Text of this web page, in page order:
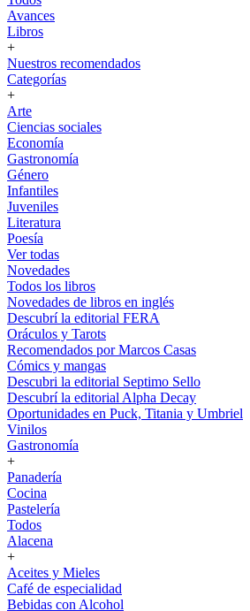
Avances
Libros
+
Nuestros recomendados
Categorías
+
Arte
Ciencias sociales
Economía
Gastronomía
Género
Infantiles
Juveniles
Literatura
Poesía
Ver todas
Novedades
Todos los libros
Novedades de libros en inglés
Descubrí la editorial FERA
Oráculos y Tarots
Recomendados por Marcos Casas
Cómics y mangas
Descubri la editorial Septimo Sello
Descubrí la editorial Alpha Decay
Oportunidades en Puck, Titania y Umbriel
Vinilos
Gastronomía
+
Panadería
Cocina
Pastelería
Todos
Alacena
+
Aceites y Mieles
Café de especialidad
Bebidas con Alcohol